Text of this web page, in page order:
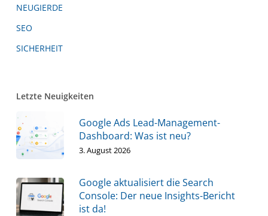
NEUGIERDE
SEO
SICHERHEIT
Letzte Neuigkeiten
Google Ads Lead-Management-
Dashboard: Was ist neu?
3. August 2026
Google aktualisiert die Search
Console: Der neue Insights-Bericht
ist da!